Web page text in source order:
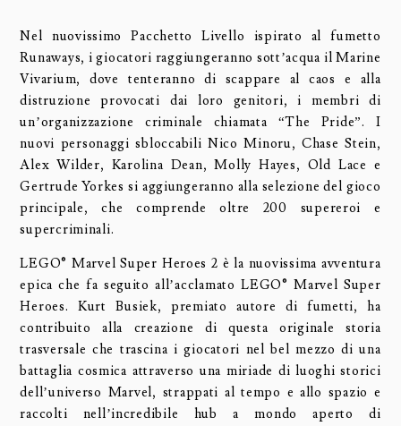
Nel nuovissimo Pacchetto Livello ispirato al fumetto
Runaways, i giocatori raggiungeranno sott’acqua il Marine
Vivarium, dove tenteranno di scappare al caos e alla
distruzione provocati dai loro genitori, i membri di
un’organizzazione criminale chiamata “The Pride”. I
nuovi personaggi sbloccabili Nico Minoru, Chase Stein,
Alex Wilder, Karolina Dean, Molly Hayes, Old Lace e
Gertrude Yorkes si aggiungeranno alla selezione del gioco
principale, che comprende oltre 200 supereroi e
supercriminali.
LEGO® Marvel Super Heroes 2 è la nuovissima avventura
epica che fa seguito all’acclamato LEGO® Marvel Super
Heroes. Kurt Busiek, premiato autore di fumetti, ha
contribuito alla creazione di questa originale storia
trasversale che trascina i giocatori nel bel mezzo di una
battaglia cosmica attraverso una miriade di luoghi storici
dell’universo Marvel, strappati al tempo e allo spazio e
raccolti nell’incredibile hub a mondo aperto di